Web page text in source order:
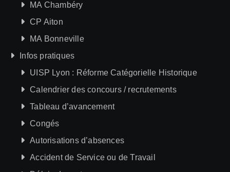
MA Chambéry
CP Aiton
MA Bonneville
Infos pratiques
UISP Lyon : Réforme Catégorielle Historique
Calendrier des concours / recrutements
Tableau d’avancement
Congés
Autorisations d’absences
Accident de Service ou de Travail